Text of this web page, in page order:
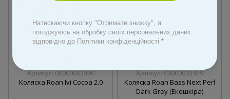
Артикул: 00000003490
Коляска Roan Ivi Cocoa 2.0
Артикул: 00000003479
Коляска Roan Bass Next Perl
Dark Grey (Екошкіра)
Натискаючи кнопку "Отримати знижку", я
погоджуюсь на обробку своїх персональних даних
відповідно до Політики конфіденційності *